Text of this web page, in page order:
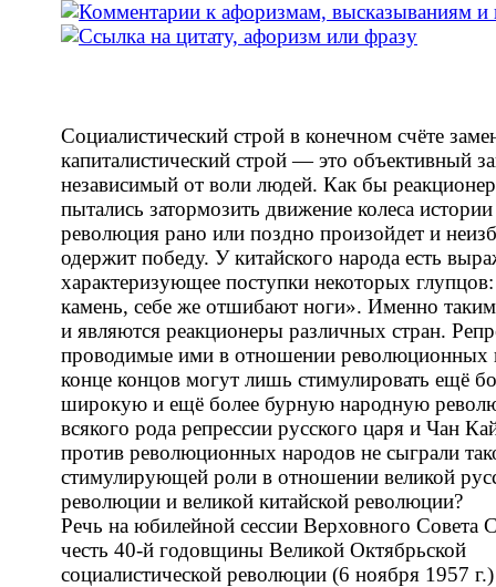
Социалистический строй в конечном счёте
капиталистический строй — это объективный
независимый от воли людей. Как бы
пытались затормозить движение колеса
революция рано или поздно произойдет и
одержит победу. У китайского народа есть
характеризующее поступки некоторых
камень, себе же отшибают ноги». Именно
и являются реакционеры различных стран.
проводимые ими в отношении революционных
конце концов могут лишь стимулировать ещё
широкую и ещё более бурную народную
всякого рода репрессии русского царя и Чан
против революционных народов не сыграли
стимулирующей роли в отношении великой
революции и великой китайской революции?
Речь на юбилейной сессии Верховного Совета
честь 40-й годовщины Великой Октябрьской
социалистической революции (6 ноября 1957 г.)